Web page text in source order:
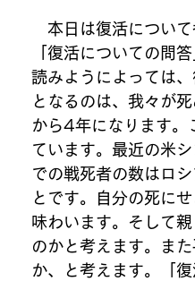
本日は復活について
「復活についての問
読みようによっては
となるのは、我々が
から4年になります。
ています。最近の米
での戦死者の数はロ
とです。自分の死に
味わいます。そして
のかと考えます。ま
か、と考えます。「